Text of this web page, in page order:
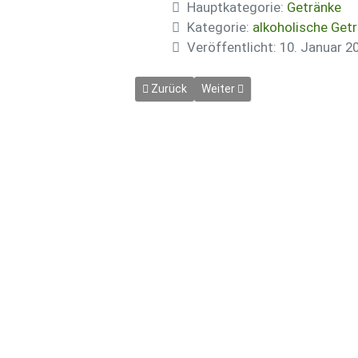
Hauptkategorie: Getränke
Kategorie: alkoholische
Veröffentlicht: 10. Januar
Vorheriger Beitrag: Tia Tropical
Zurück Nächster Beitrag: XUXU
Weiter